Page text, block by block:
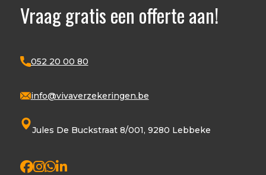
Vraag gratis een offerte aan!
052 20 00 80
info@vivaverzekeringen.be
Jules De Buckstraat 8/001, 9280 Lebbeke